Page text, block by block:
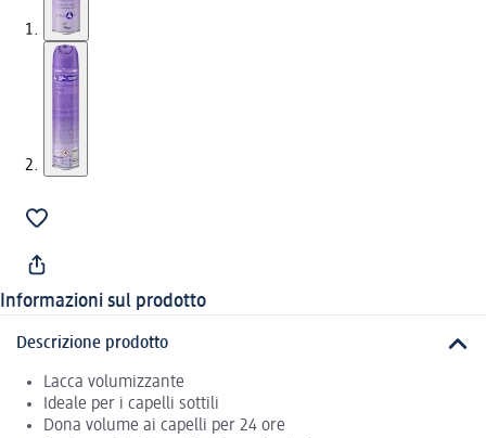
Informazioni sul prodotto
Descrizione prodotto
Lacca volumizzante
Ideale per i capelli sottili
Dona volume ai capelli per 24 ore